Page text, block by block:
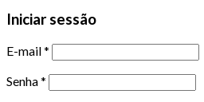
Iniciar sessão
E-mail*
Senha*